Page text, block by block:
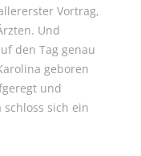
Vortrag,
Und
den Tag genau
geboren
und
sich ein